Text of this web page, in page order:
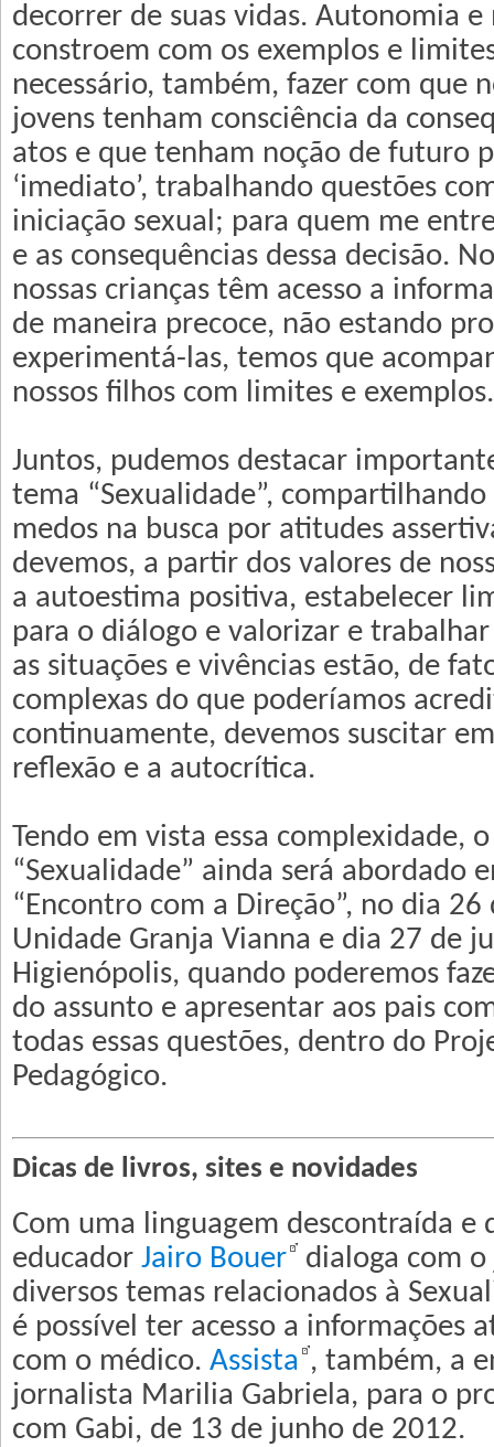
decorrer de suas vidas. Autonomia
constroem com os exemplos e
necessário, também, fazer com que
jovens tenham consciência da
atos e que tenham noção de futuro
‘imediato’, trabalhando questões
iniciação sexual; para quem me
e as consequências dessa decisão.
nossas crianças têm acesso a
de maneira precoce, não estando
experimentá-las, temos que
nossos filhos com limites e exemplos.
Juntos, pudemos destacar
tema “Sexualidade”, compartilhando
medos na busca por atitudes
devemos, a partir dos valores de
a autoestima positiva, estabelecer
para o diálogo e valorizar e
as situações e vivências estão, de
complexas do que poderíamos
continuamente, devemos suscitar
reflexão e a autocrítica.
Tendo em vista essa complexidade,
“Sexualidade” ainda será abordado
“Encontro com a Direção”, no dia
Unidade Granja Vianna e dia 27 de
Higienópolis, quando poderemos
do assunto e apresentar aos pais
todas essas questões, dentro do
Pedagógico.
Dicas de livros, sites e novidades
Com uma linguagem descontraída e
educador Jairo Bouer
dialoga com
diversos temas relacionados à
é possível ter acesso a informações
com o médico. Assista , também, a
jornalista Marilia Gabriela, para o
com Gabi, de 13 de junho de 2012.